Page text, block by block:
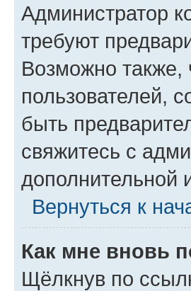
Администратор
требуют
Возможно также,
пользователей,
быть
свяжитесь с
дополнительной
Вернуться к
Как мне вновь
Щёлкнув по